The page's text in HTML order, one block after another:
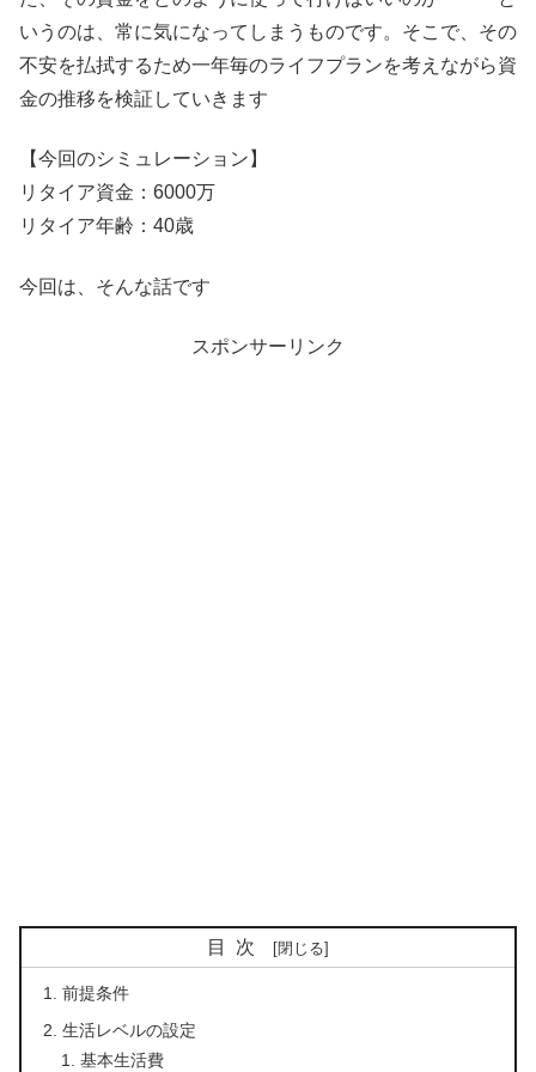
いうのは、常に気になってしまうものです。そこで、その
不安を払拭するため一年毎のライフプランを考えながら資
金の推移を検証していきます
【今回のシミュレーション】
リタイア資金：6000万
リタイア年齢：40歳
今回は、そんな話です
スポンサーリンク
目次
前提条件
生活レベルの設定
基本生活費